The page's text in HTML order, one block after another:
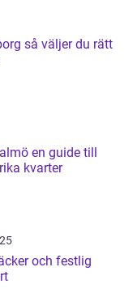
rätt
till
kvarter
och festlig